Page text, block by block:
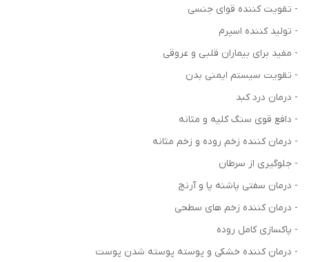
- تقویت کننده قوای جنسی
- تولید کننده اسپرم
- مفید برای بیماران قلبی و عروقی
- تقویت سیستم ایمنی بدن
- درمان درد کبد
- دافع قوی سنگ کلیه و مثانه
- درمان کننده زخم روده و زخم مثانه
- جلوگیری از سرطان
- درمان سفتی پاشنه پا و آرنج
- درمان کننده زخم های سطحی
- پاکسازی کامل روده
- درمان کننده خشکی و پوسته پوسته شدن پوست